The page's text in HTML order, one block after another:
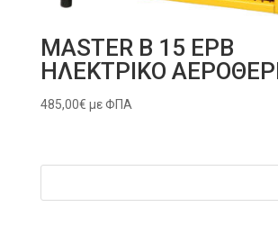
MASTER B 15 EPB
ΗΛΕΚΤΡΙΚΟ
485,00€ με ΦΠΑ